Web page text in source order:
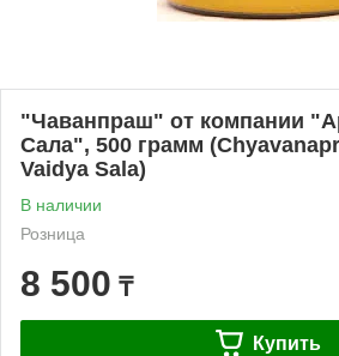
"Чаванпраш" от компании
Сала", 500 грамм
Vaidya Sala)
В наличии
Розница
8 500 ₸
Купить